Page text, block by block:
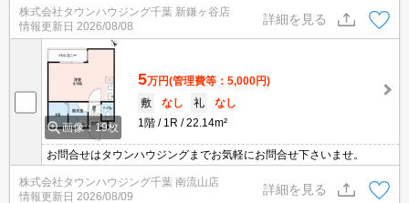
さい★
株式会社タウンハウジング千葉 新鎌ヶ谷店
情報更新日 2026/08/08
詳細を見る
画像：19枚
5万円(管理費等：5,000円)
敷
なし 礼
なし
1階
1R 22.14m²
お問合せはタウンハウジングまでお気軽にお問合せ下さいませ。
株式会社タウンハウジング千葉 南流山店
情報更新日 2026/08/09
詳細を見る